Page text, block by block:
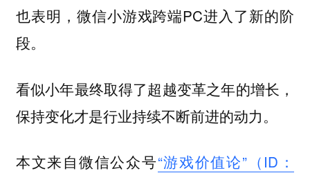
也表明，微信小游戏跨端PC进入了新的阶
段。
看似小年最终取得了超越变革之年的增长，
保持变化才是行业持续不断前进的动力。
本文来自微信公众号“游戏价值论”（ID：